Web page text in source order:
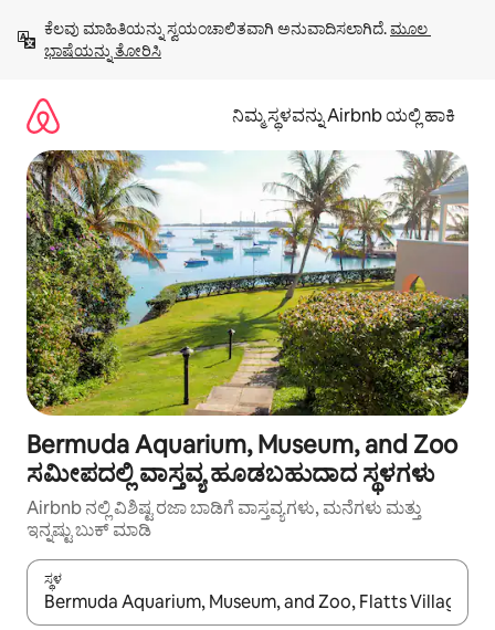
ಹೋಗಿ
ಕೆಲವು ಮಾಹಿತಿಯನ್ನು ಸ್ವಯಂಚಾಲಿತವಾಗಿ ಅನುವಾದಿಸಲಾಗಿದೆ. ಮೂಲ
ಭಾಷೆಯನ್ನು ತೋರಿಸಿ
ನಿಮ್ಮ ಸ್ಥಳವನ್ನು Airbnb ಯಲ್ಲಿ ಹಾಕಿ
Bermuda Aquarium, Museum, and Zoo
ಸಮೀಪದಲ್ಲಿ ವಾಸ್ತವ್ಯ ಹೂಡಬಹುದಾದ ಸ್ಥಳಗಳು
Airbnb ನಲ್ಲಿ ವಿಶಿಷ್ಟ ರಜಾ ಬಾಡಿಗೆ ವಾಸ್ತವ್ಯಗಳು, ಮನೆಗಳು ಮತ್ತು
ಇನ್ನಷ್ಟು ಬುಕ್ ಮಾಡಿ
ಸ್ಥಳ
ಫಲಿತಾಂಶಗಳು ಲಭ್ಯವಿರುವಾಗ, ಅಪ್ ಮತ್ತು ಡೌನ್ ಬಾಣದ ಕೀಲಿಗಳೊಂದಿಗೆ